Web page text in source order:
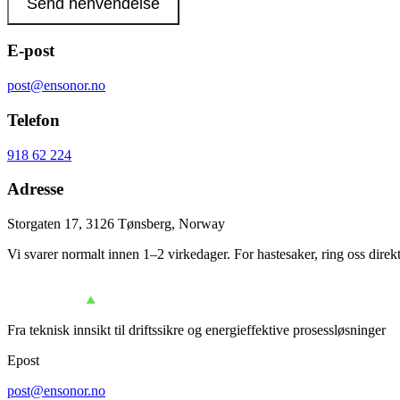
E-post
post@ensonor.no
Telefon
918 62 224
Adresse
Storgaten 17, 3126 Tønsberg, Norway
Vi svarer normalt innen 1–2 virkedager. For hastesaker, ring oss
Fra teknisk innsikt til driftssikre og energieffektive prosessløsninger
Epost
post@ensonor.no